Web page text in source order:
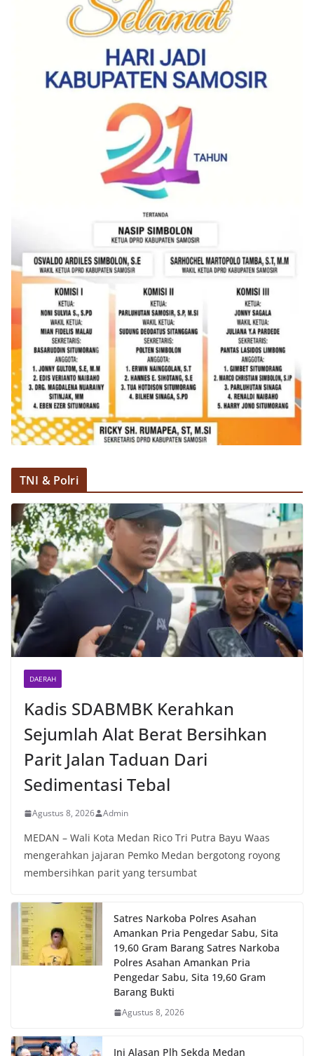
TNI & Polri
DAERAH
Kadis SDABMBK Kerahkan
Sejumlah Alat Berat Bersihkan
Parit Jalan Taduan Dari
Sedimentasi Tebal
Agustus 8, 2026 Admin
MEDAN – Wali Kota Medan Rico Tri Putra Bayu Waas
mengerahkan jajaran Pemko Medan bergotong royong
membersihkan parit yang tersumbat
Satres Narkoba Polres Asahan
Amankan Pria Pengedar Sabu, Sita
19,60 Gram Barang Satres Narkoba
Polres Asahan Amankan Pria
Pengedar Sabu, Sita 19,60 Gram
Barang Bukti
Agustus 8, 2026
Ini Alasan Plh Sekda Medan